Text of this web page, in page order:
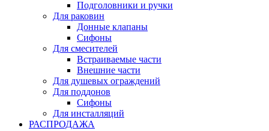
Подголовники и ручки
Для раковин
Донные клапаны
Сифоны
Для смесителей
Встраиваемые части
Внешние части
Для душевых ограждений
Для поддонов
Сифоны
Для инсталляций
РАСПРОДАЖА